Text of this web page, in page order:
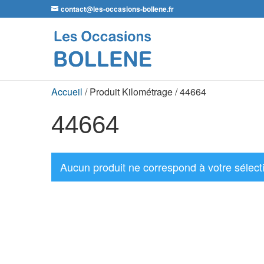
contact@les-occasions-bollene.fr
Accueil / Produit Kilométrage / 44664
44664
Aucun produit ne correspond à votre